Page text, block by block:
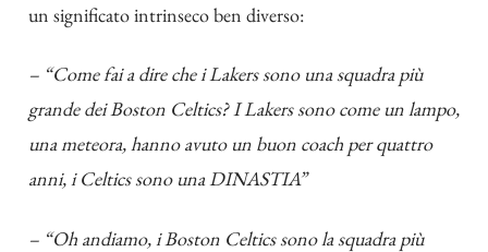
un significato intrinseco ben diverso:
– “Come fai a dire che i Lakers sono una squadra più
grande dei Boston Celtics? I Lakers sono come un lampo,
una meteora, hanno avuto un buon coach per quattro
anni, i Celtics sono una DINASTIA”
– “Oh andiamo, i Boston Celtics sono la squadra più